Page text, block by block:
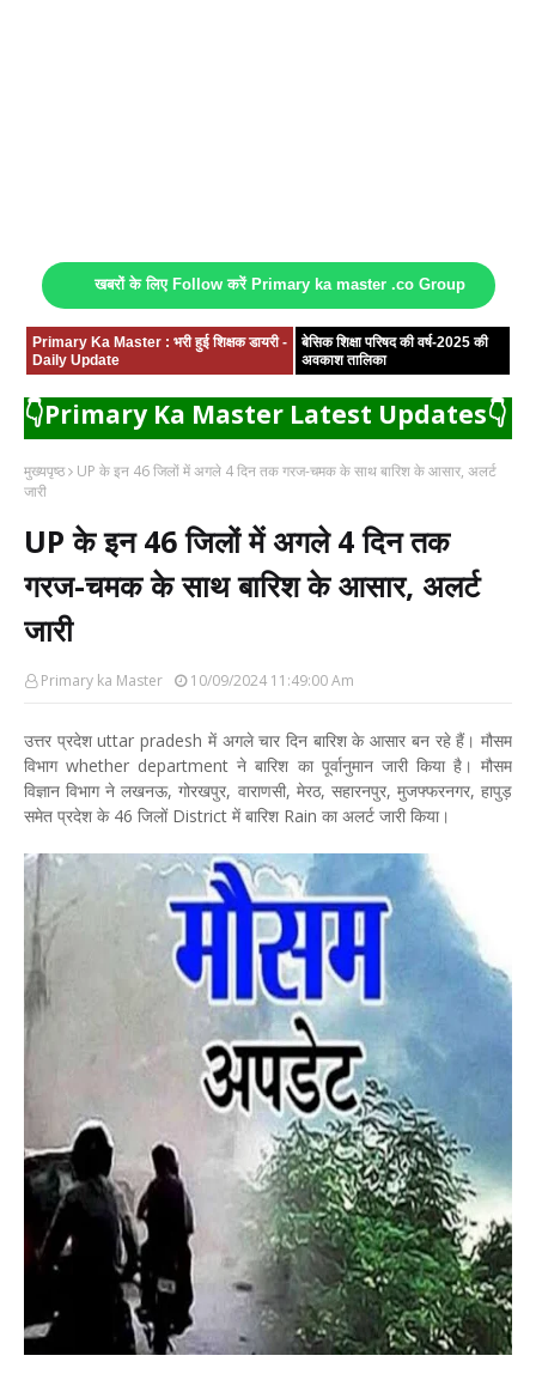
खबरों के लिए Follow करें Primary ka master .co Group
Primary Ka Master : भरी हुई शिक्षक डायरी -
Daily Update
बेसिक शिक्षा परिषद की वर्ष-2025 की
अवकाश तालिका
👇Primary Ka Master Latest Updates👇
मुख्यपृष्ठ
UP के इन 46 जिलों में अगले 4 दिन तक गरज-चमक के साथ बारिश के आसार, अलर्ट
जारी
UP के इन 46 जिलों में अगले 4 दिन तक
गरज-चमक के साथ बारिश के आसार, अलर्ट
जारी
Primary ka Master 10/09/2024 11:49:00 Am
उत्तर प्रदेश uttar pradesh में अगले चार दिन बारिश के आसार बन रहे हैं। मौसम
विभाग whether department ने बारिश का पूर्वानुमान जारी किया है। मौसम
विज्ञान विभाग ने लखनऊ, गोरखपुर, वाराणसी, मेरठ, सहारनपुर, मुजफ्फरनगर, हापुड़
समेत प्रदेश के 46 जिलों District में बारिश Rain का अलर्ट जारी किया।